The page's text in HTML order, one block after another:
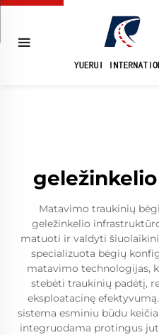
Matavimo traukinių
geležinkelio
matuoti ir valdyti
specializuota bėgių
matavimo technologijas,
stebėti traukinių padėtį,
eksploatacinę
sistema esminiu būdu
integruodama protingus